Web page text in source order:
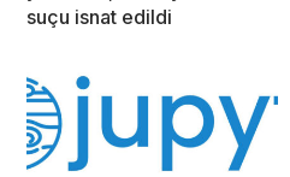
suçu isnat edildi